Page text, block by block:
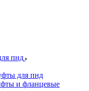
пнд
для пнд
и фланцевые